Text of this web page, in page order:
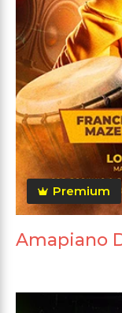
Premium
Amapiano